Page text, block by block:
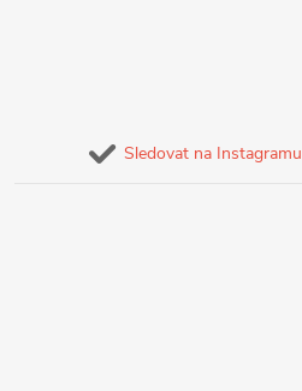
Sledovat na Instagramu